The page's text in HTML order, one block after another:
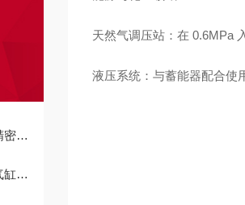
范围
点
天然气调压站：在 0.6MPa
液压系统：与蓄能器配合使